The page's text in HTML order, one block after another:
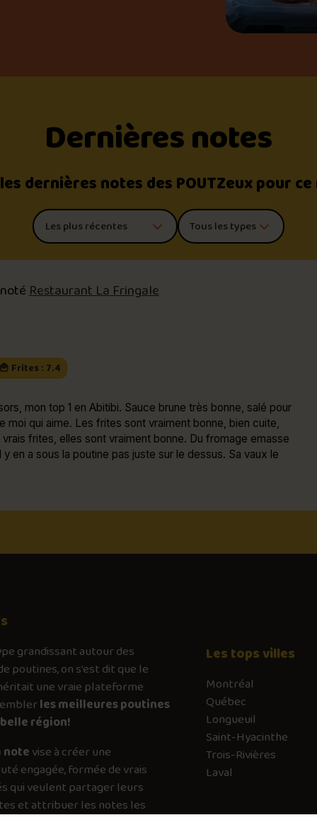
Dernières notes
dernières notes des POUTZeux pour
Trier les commentaires
Filtrer par type de poutine
Restaurant La Fringale
Frites : 7.4
Sauce brune très bonne, salé pour
sont vraiment bonne, bien cuite,
elles sont vraiment bonne. Du fromage emasse
a sous la poutine pas juste sur le dessus. Sa vaux le
grandissant autour des
poutines, on s’est dit que le
une vraie plateforme
les meilleures poutines
région!
notevise à créer une
engagée, formée de vrais
qui veulent partager leurs
et attribuer les notes les
Les tops villes
Montréal
Québec
Longueuil
Saint-Hyacinthe
Trois-Rivières
Laval